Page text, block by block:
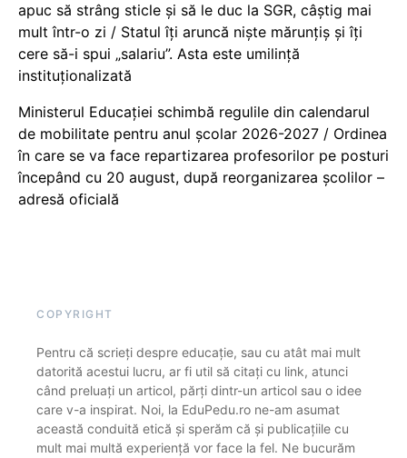
apuc să strâng sticle și să le duc la SGR, câștig mai
mult într-o zi / Statul îți aruncă niște mărunțiș și îți
cere să-i spui „salariu”. Asta este umilință
instituționalizată
Ministerul Educației schimbă regulile din calendarul
de mobilitate pentru anul școlar 2026-2027 / Ordinea
în care se va face repartizarea profesorilor pe posturi
începând cu 20 august, după reorganizarea școlilor –
adresă oficială
COPYRIGHT
Pentru că scrieți despre educație, sau cu atât mai mult
datorită acestui lucru, ar fi util să citați cu link, atunci
când preluați un articol, părți dintr-un articol sau o idee
care v-a inspirat. Noi, la EduPedu.ro ne-am asumat
această conduită etică și sperăm că și publicațiile cu
mult mai multă experiență vor face la fel. Ne bucurăm